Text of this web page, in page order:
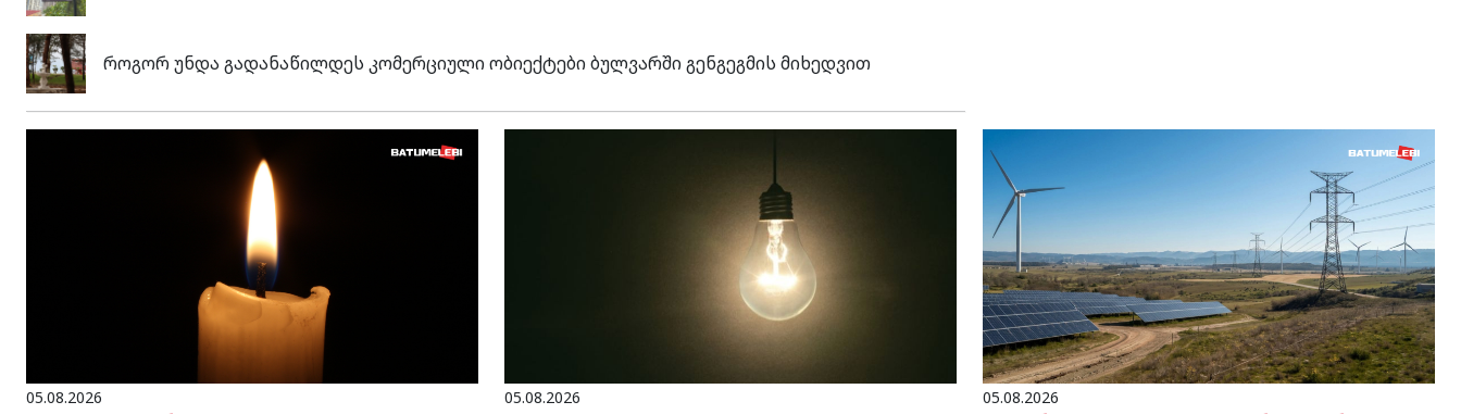
როგორ უნდა გადანაწილდეს კომერციული ობიექტები ბულვარში გენგეგმის მიხედვით
05.08.2026 05.08.2026 05.08.2026